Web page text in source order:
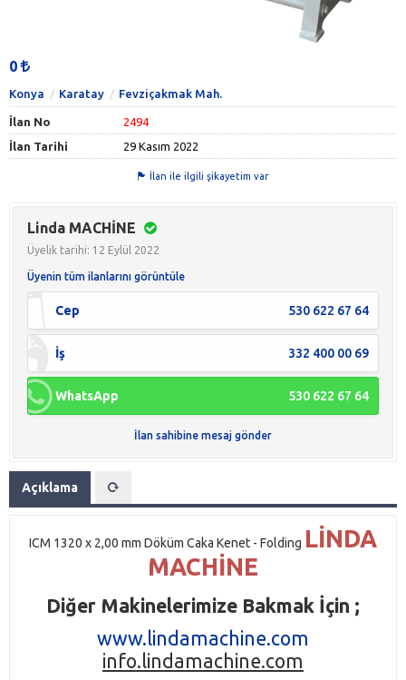
0
Konya Karatay Fevziçakmak Mah.
İlan No
2494
İlan Tarihi
29 Kasım 2022
İlan ile ilgili şikayetim var
Linda MACHİNE
Üyelik tarihi: 12 Eylül 2022
Üyenin tüm ilanlarını görüntüle
Cep 530 622 67 64
İş 332 400 00 69
WhatsApp 530 622 67 64
İlan sahibine mesaj gönder
Açıklama
ICM 1320 x 2,00 mm Döküm Caka Kenet - Folding LİNDA
MACHİNE
Diğer Makinelerimize Bakmak İçin ;
www.lindamachine.com
info.lindamachine.com